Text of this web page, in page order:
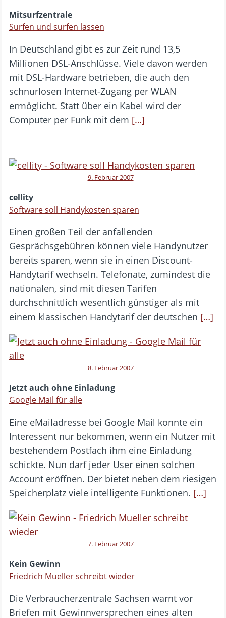
Mitsurfzentrale
Surfen und surfen lassen
In Deutschland gibt es zur Zeit rund 13,5
Millionen DSL-Anschlüsse. Viele davon werden
mit DSL-Hardware betrieben, die auch den
schnurlosen Internet-Zugang per WLAN
ermöglicht. Statt über ein Kabel wird der
Computer per Funk mit dem […]
9. Februar 2007
cellity
Software soll Handykosten sparen
Einen großen Teil der anfallenden
Gesprächsgebühren können viele Handynutzer
bereits sparen, wenn sie in einen Discount-
Handytarif wechseln. Telefonate, zumindest die
nationalen, sind mit diesen Tarifen
durchschnittlich wesentlich günstiger als mit
einem klassischen Handytarif der deutschen […]
8. Februar 2007
Jetzt auch ohne Einladung
Google Mail für alle
Eine eMailadresse bei Google Mail konnte ein
Interessent nur bekommen, wenn ein Nutzer mit
bestehendem Postfach ihm eine Einladung
schickte. Nun darf jeder User einen solchen
Account eröffnen. Der bietet neben dem riesigen
Speicherplatz viele intelligente Funktionen. […]
7. Februar 2007
Kein Gewinn
Friedrich Mueller schreibt wieder
Die Verbraucherzentrale Sachsen warnt vor
Briefen mit Gewinnversprechen eines alten